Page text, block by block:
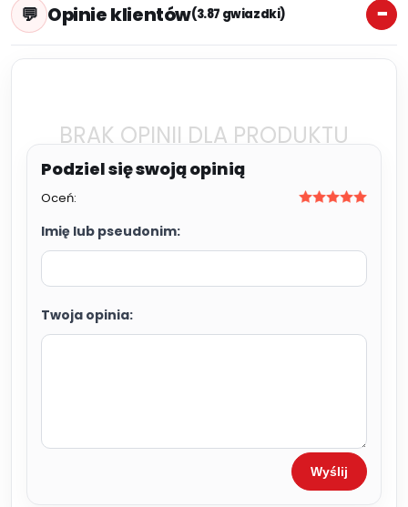
Opinie klientów(3.87 gwiazdki)
BRAK OPINII DLA PRODUKTU
Oceń:
Imię lub pseudonim:
Twoja opinia:
Wyślij